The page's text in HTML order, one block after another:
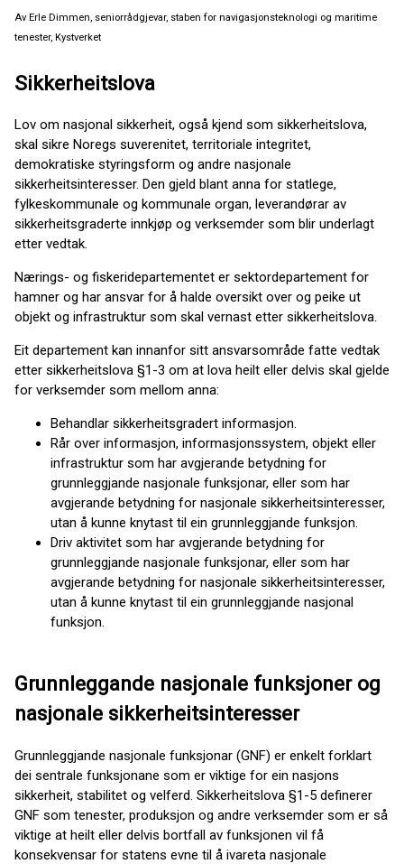
Av Erle Dimmen, seniorrådgjevar, staben for navigasjonsteknologi og maritime
tenester, Kystverket
Sikkerheitslova
Lov om nasjonal sikkerheit, også kjend som sikkerheitslova,
skal sikre Noregs suverenitet, territoriale integritet,
demokratiske styringsform og andre nasjonale
sikkerheitsinteresser. Den gjeld blant anna for statlege,
fylkeskommunale og kommunale organ, leverandørar av
sikkerheitsgraderte innkjøp og verksemder som blir underlagt
etter vedtak.
Nærings- og fiskeridepartementet er sektordepartement for
hamner og har ansvar for å halde oversikt over og peike ut
objekt og infrastruktur som skal vernast etter sikkerheitslova.
Eit departement kan innanfor sitt ansvarsområde fatte vedtak
etter sikkerheitslova §1-3 om at lova heilt eller delvis skal gjelde
for verksemder som mellom anna:
Behandlar sikkerheitsgradert informasjon.
Rår over informasjon, informasjonssystem, objekt eller
infrastruktur som har avgjerande betydning for
grunnleggjande nasjonale funksjonar, eller som har
avgjerande betydning for nasjonale sikkerheitsinteresser,
utan å kunne knytast til ein grunnleggjande funksjon.
Driv aktivitet som har avgjerande betydning for
grunnleggjande nasjonale funksjonar, eller som har
avgjerande betydning for nasjonale sikkerheitsinteresser,
utan å kunne knytast til ein grunnleggjande nasjonal
funksjon.
Grunnleggande nasjonale funksjoner og
nasjonale sikkerheitsinteresser
Grunnleggjande nasjonale funksjonar (GNF) er enkelt forklart
dei sentrale funksjonane som er viktige for ein nasjons
sikkerheit, stabilitet og velferd. Sikkerheitslova §1-5 definerer
GNF som tenester, produksjon og andre verksemder som er så
viktige at heilt eller delvis bortfall av funksjonen vil få
konsekvensar for statens evne til å ivareta nasjonale